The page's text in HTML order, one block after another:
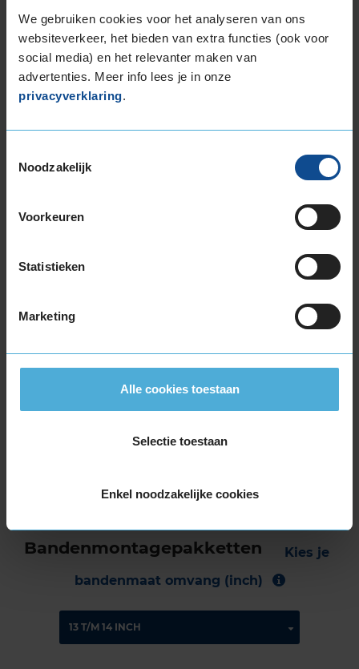
We gebruiken cookies voor het analyseren van ons
websiteverkeer, het bieden van extra functies (ook voor
social media) en het relevanter maken van
advertenties. Meer info lees je in onze
privacyverklaring.
Noodzakelijk
Voorkeuren
Statistieken
Marketing
Alle cookies toestaan
Selectie toestaan
Enkel noodzakelijke cookies
69
Deze band is beoordeeld met het EU
met een uitstekende brandstofefficiëntie.
In de categorie grip op nat wegdek is deze band
gewaardeerd met een A-label, wat betekent dat
weersomstandigheden.
met B-notering, wat betekent dat deze band
een normale geluidsproductie heeft.
bandenlabel van deze band, klik dan
Bandenmontagepakketten
Kies je
bandenmaat omvang (inch)